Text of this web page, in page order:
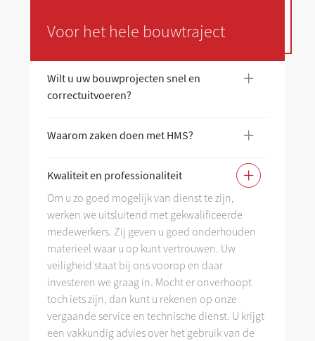
Voor het hele bouwtraject
Wilt u uw bouwprojecten snel en
correctuitvoeren?
+
Waarom zaken doen met HMS? +
Kwaliteit en professionaliteit +
Om u zo goed mogelijk van dienst te zijn,
werken we uitsluitend met gekwalificeerde
medewerkers. Zij geven u goed onderhouden
materieel waar u op kunt vertrouwen. Uw
veiligheid staat bij ons voorop en daar
investeren we graag in. Mocht er onverhoopt
toch iets zijn, dan kunt u rekenen op onze
vergaande service en technische dienst. U krijgt
een vakkundig advies over het gebruik van de